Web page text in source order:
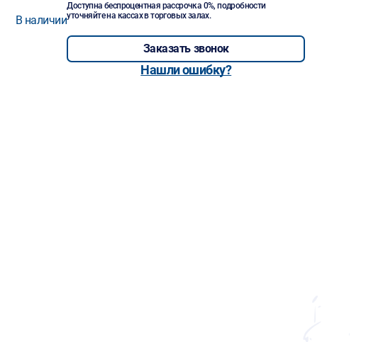
В наличии
Доступна беспроцентная рассрочка 0%, подробности
уточняйте на кассах в торговых залах.
Заказать звонок
Нашли ошибку?